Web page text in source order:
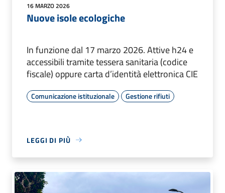
16 MARZO 2026
Nuove isole ecologiche
In funzione dal 17 marzo 2026. Attive h24 e
accessibili tramite tessera sanitaria (codice
fiscale) oppure carta d’identità elettronica CIE
Comunicazione istituzionale Gestione rifiuti
LEGGI DI PIÙ